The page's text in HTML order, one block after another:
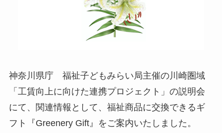
神奈川県庁 福祉子どもみらい局主催の川崎圏域
「工賃向上に向けた連携プロジェクト」の説明会
にて、関連情報として、福祉商品に交換できるギ
フト『Greenery Gift』をご案内いたしました。